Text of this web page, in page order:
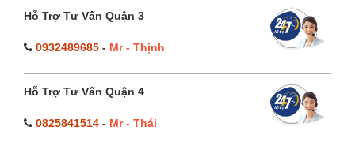
Hỗ Trợ Tư Vấn Quận 3
0932489685 - Mr - Thịnh
Hỗ Trợ Tư Vấn Quận 4
0825841514 - Mr - Thái